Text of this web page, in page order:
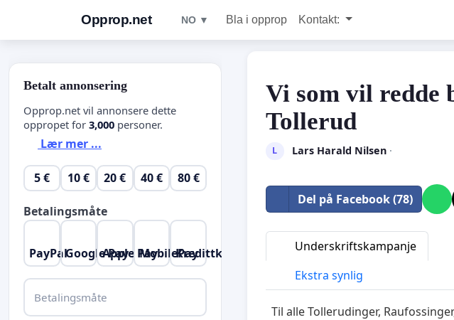
Opprop.net NO ▼ Bla i opprop Kontakt:
Vi som vil redde
Tollerud
L Lars Harald Nilsen·
Del på Facebook (78)
Underskriftskampanje
Ekstra synlig
Til alle Tollerudinger,
Betalt annonsering
Opprop.net vil annonsere dette
oppropet for 3,000 personer.
Lær mer ...
5 € 10 € 20 € 40 € 80 €
Betalingsmåte
PayPalGoogle PayApple PayMobilePayKredittkort
Betalingsmåte